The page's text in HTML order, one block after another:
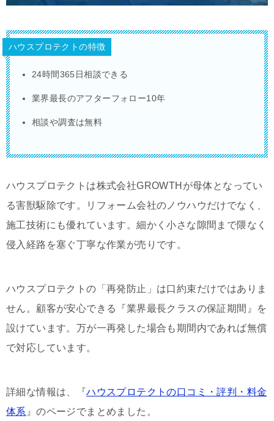
ハウスプロテクトの特徴
24時間365日相談できる
業界最長のアフターフォロー10年
相談や調査は無料
ハウスプロテクトは株式会社GROWTHが母体となってい
る害獣駆除です。リフォーム会社のノウハウだけでなく、
施工技術にも優れています。細かく小さな隙間まで隈なく
侵入経路を塞ぐ丁寧な作業が売りです。
ハウスプロテクトの「再発防止」は口約束だけではありま
せん。顧客が安心できる『業界最長クラスの保証期間』を
設けています。万が一再発した場合も期間内であれば無償
で対応しています。
詳細な情報は、『ハウスプロテクトの口コミ・評判・料金
体系 』のページでまとめました。